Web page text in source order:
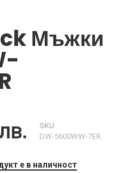
Мъжки
SKU
DW-5600WW-7ER
е в наличност